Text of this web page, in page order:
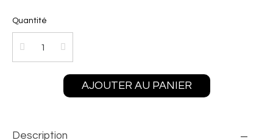
Quantité
AJOUTER AU PANIER
Description